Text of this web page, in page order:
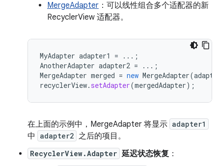
MergeAdapter ：可以线性组合多个适配器的新
RecyclerView 适配器。
MyAdapter adapter1 =
...;
AnotherAdapter adapter2 =
...;
MergeAdapter merged = new MergeAdapter(
recyclerView. setAdapter(mergedAdapter);
在上面的示例中，MergeAdapter 将显示 adapter1
中 adapter2 之后的项目。
RecyclerView.Adapter 延迟状态恢复 ：